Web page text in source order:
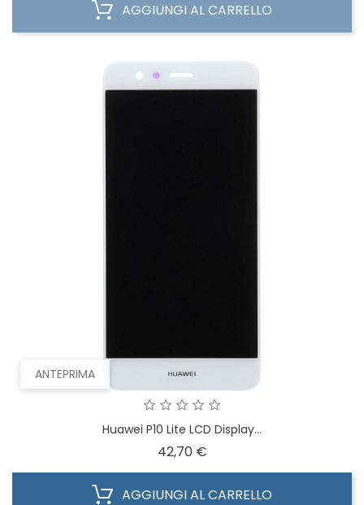
AGGIUNGI AL CARRELLO
ANTEPRIMA
Huawei P10 Lite LCD Display...
42,70 €Prezzo
AGGIUNGI AL CARRELLO